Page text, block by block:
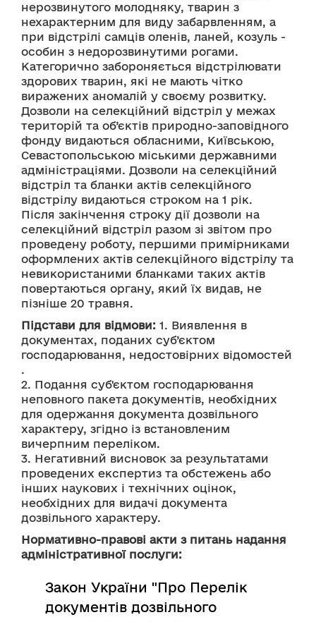
нерозвинутого молодняку, тварин з
нехарактерним для виду забарвленням, а
при відстрілі самців оленів, ланей, козуль -
особин з недорозвинутими рогами.
Категорично забороняється відстрілювати
здорових тварин, які не мають чітко
виражених аномалій у своєму розвитку.
Дозволи на селекційний відстріл у межах
територій та об’єктів природно-заповідного
фонду видаються обласними, Київською,
Севастопольською міськими державними
адміністраціями. Дозволи на селекційний
відстріл та бланки актів селекційного
відстрілу видаються строком на 1 рік.
Після закінчення строку дії дозволи на
селекційний відстріл разом зі звітом про
проведену роботу, першими примірниками
оформлених актів селекційного відстрілу та
невикористаними бланками таких актів
повертаються органу, який їх видав, не
пізніше 20 травня.
Підстави для відмови: 1. Виявлення в
документах, поданих суб’єктом
господарювання, недостовірних відомостей
.
2. Подання суб'єктом господарювання
неповного пакета документів, необхідних
для одержання документа дозвільного
характеру, згідно із встановленим
вичерпним переліком.
3. Негативний висновок за результатами
проведених експертиз та обстежень або
інших наукових і технічних оцінок,
необхідних для видачі документа
дозвільного характеру.
Нормативно-правові акти з питань надання
адміністративної послуги:
Закон України "Про Перелік
документів дозвільного